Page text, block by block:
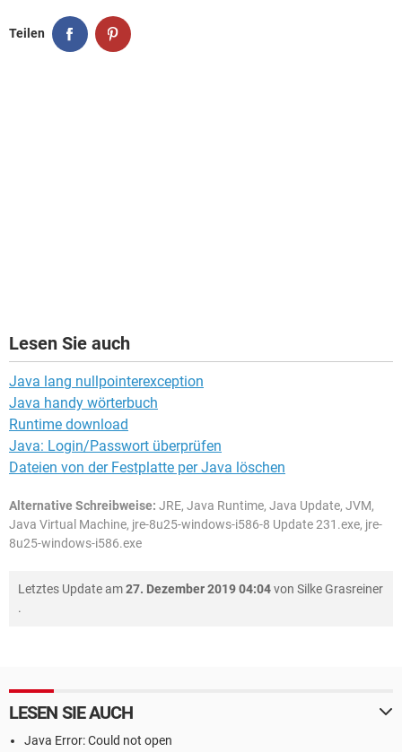
Teilen
Lesen Sie auch
Java lang nullpointerexception
Java handy wörterbuch
Runtime download
Java: Login/Passwort überprüfen
Dateien von der Festplatte per Java löschen
Alternative Schreibweise: JRE, Java Runtime, Java Update, JVM,
Java Virtual Machine, jre-8u25-windows-i586-8 Update 231.exe, jre-
8u25-windows-i586.exe
Letztes Update am27. Dezember 2019 04:04von Silke Grasreiner
.
LESEN SIE AUCH
Java Error: Could not open